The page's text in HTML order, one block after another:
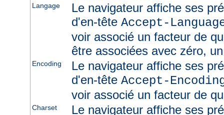
Langage
Le navigateur affiche ses
d'en-tête Accept-
voir associé un facteur de
être associées avec zéro,
Encoding
Le navigateur affiche ses
d'en-tête Accept-
voir associé un facteur de
Charset
Le navigateur affiche ses